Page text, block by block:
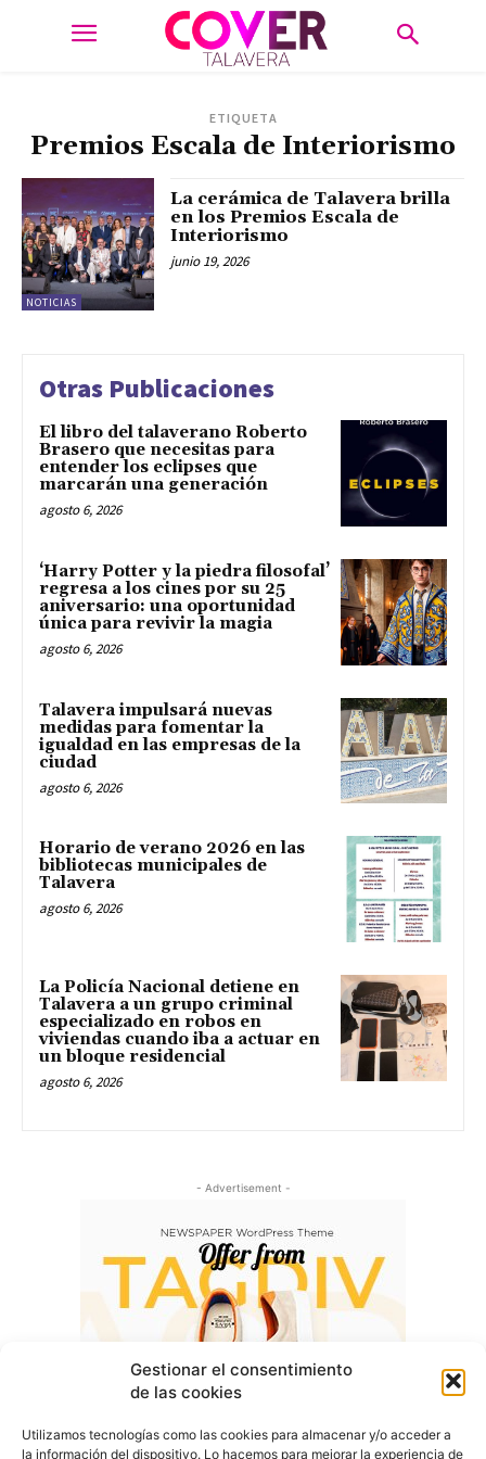
Gestionar el consentimiento
de las cookies
Utilizamos tecnologías como las cookies para almacenar y/o acceder a
la información del dispositivo. Lo hacemos para mejorar la experiencia de
ETIQUETA
Premios Escala de Interiorismo
NOTICIAS
La cerámica de Talavera brilla
en los Premios Escala de
Interiorismo
junio 19, 2026
Otras Publicaciones
El libro del talaverano Roberto
Brasero que necesitas para
entender los eclipses que
marcarán una generación
agosto 6, 2026
‘Harry Potter y la piedra filosofal’
regresa a los cines por su 25
aniversario: una oportunidad
única para revivir la magia
agosto 6, 2026
Talavera impulsará nuevas
medidas para fomentar la
igualdad en las empresas de la
ciudad
agosto 6, 2026
Horario de verano 2026 en las
bibliotecas municipales de
Talavera
agosto 6, 2026
La Policía Nacional detiene en
Talavera a un grupo criminal
especializado en robos en
viviendas cuando iba a actuar en
un bloque residencial
agosto 6, 2026
- Advertisement -